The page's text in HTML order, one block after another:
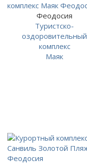
Феодосия
Туристско-
оздоровительный
комплекс
Маяк